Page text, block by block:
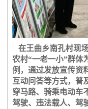
在王曲乡南孔村现
农村“一老一小”群体
例，通过发放宣传资
互动问答等方式，普
穿马路、骑乘电动车
驾驶、违法载人、驾